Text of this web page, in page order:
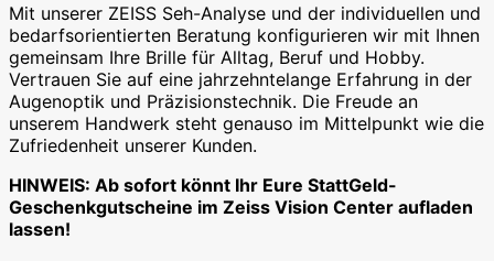
Mit unserer ZEISS Seh-Analyse und der individuellen und
bedarfsorientierten Beratung konfigurieren wir mit Ihnen
gemeinsam Ihre Brille für Alltag, Beruf und Hobby.
Vertrauen Sie auf eine jahrzehntelange Erfahrung in der
Augenoptik und Präzisionstechnik. Die Freude an
unserem Handwerk steht genauso im Mittelpunkt wie die
Zufriedenheit unserer Kunden.
HINWEIS: Ab sofort könnt Ihr Eure StattGeld-
Geschenkgutscheine im Zeiss Vision Center aufladen
lassen!